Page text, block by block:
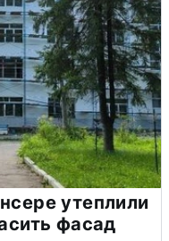
утеплили
фасад